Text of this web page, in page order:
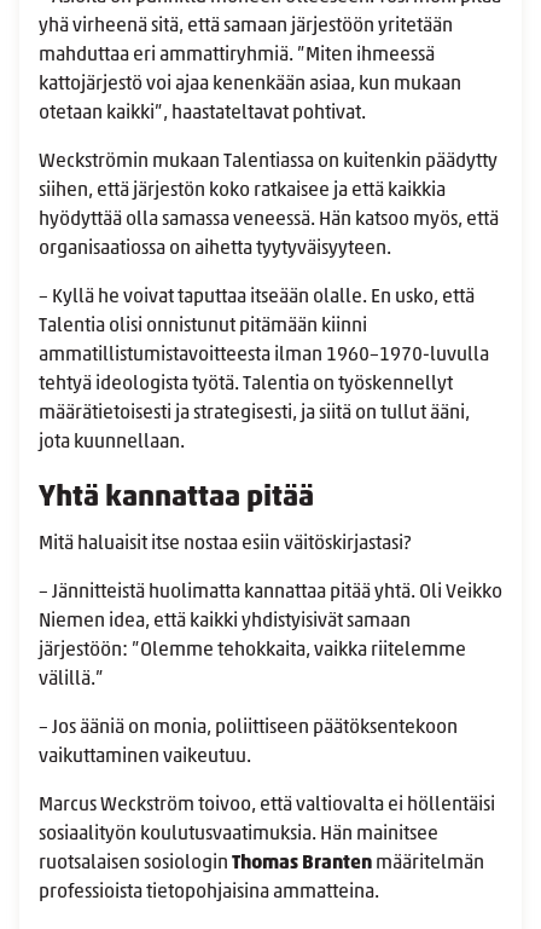
yhä virheenä sitä, että samaan järjestöön yritetään
mahduttaa eri ammattiryhmiä. ”Miten ihmeessä
kattojärjestö voi ajaa kenenkään asiaa, kun mukaan
otetaan kaikki”, haastateltavat pohtivat.
Weckströmin mukaan Talentiassa on kuitenkin päädytty
siihen, että järjestön koko ratkaisee ja että kaikkia
hyödyttää olla samassa veneessä. Hän katsoo myös, että
organisaatiossa on aihetta tyytyväisyyteen.
– Kyllä he voivat taputtaa itseään olalle. En usko, että
Talentia olisi onnistunut pitämään kiinni
ammatillistumistavoitteesta ilman 1960–1970-luvulla
tehtyä ideologista työtä. Talentia on työskennellyt
määrätietoisesti ja strategisesti, ja siitä on tullut ääni,
jota kuunnellaan.
Yhtä kannattaa pitää
Mitä haluaisit itse nostaa esiin väitöskirjastasi?
– Jännitteistä huolimatta kannattaa pitää yhtä. Oli Veikko
Niemen idea, että kaikki yhdistyisivät samaan
järjestöön: ”Olemme tehokkaita, vaikka riitelemme
välillä.”
– Jos ääniä on monia, poliittiseen päätöksentekoon
vaikuttaminen vaikeutuu.
Marcus Weckström toivoo, että valtiovalta ei höllentäisi
sosiaalityön koulutusvaatimuksia. Hän mainitsee
ruotsalaisen sosiologin Thomas Branten määritelmän
professioista tietopohjaisina ammatteina.